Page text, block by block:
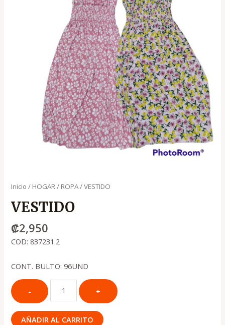
Inicio / HOGAR / ROPA/ VESTIDO
VESTIDO
₡2,950
COD: 837231.2
CONT. BULTO: 96UND
AÑADIR AL CARRITO